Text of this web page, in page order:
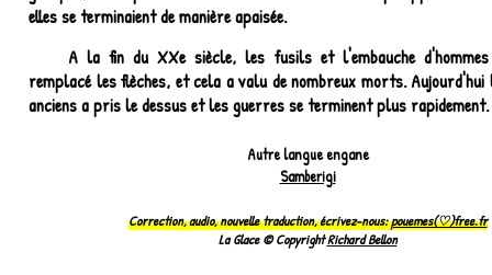
elles se terminaient de manière apaisée.
A la fin du XXe siècle, les fusils et l'embauche
remplacé les flèches, et cela a valu de nombreux morts. Aujourd'hui
anciens a pris le dessus et les guerres se terminent plus rapidement.
Autre langue engane
Samberigi
Correction, audio, nouvelle traduction, écrivez-nous:pouemes(♡)free.fr
La Glace © CopyrightRichard Bellon